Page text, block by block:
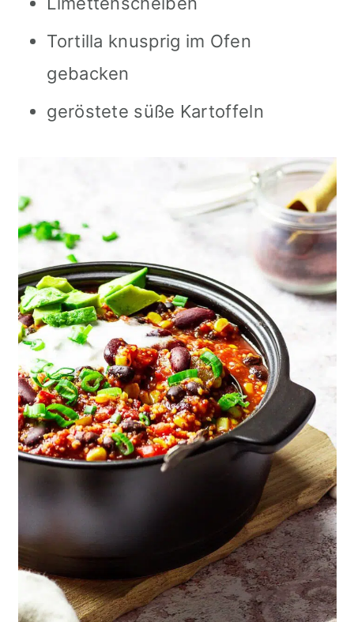
Tortilla knusprig im Ofen
gebacken
geröstete süße Kartoffeln